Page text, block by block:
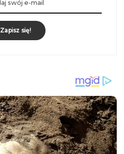
Zapisz się!